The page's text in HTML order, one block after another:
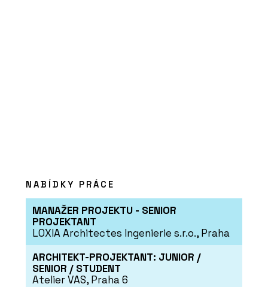
NABÍDKY PRÁCE
MANAŽER PROJEKTU - SENIOR
PROJEKTANT
LOXIA Architectes Ingenierie s.r.o., Praha
ARCHITEKT-PROJEKTANT: JUNIOR /
SENIOR / STUDENT
Atelier VAS, Praha 6